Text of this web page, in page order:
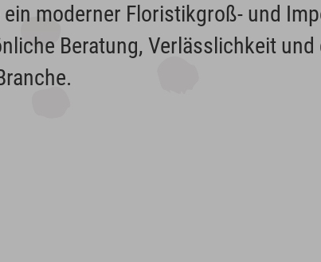
moderner Floristikgroß- und
Beratung, Verlässlichkeit